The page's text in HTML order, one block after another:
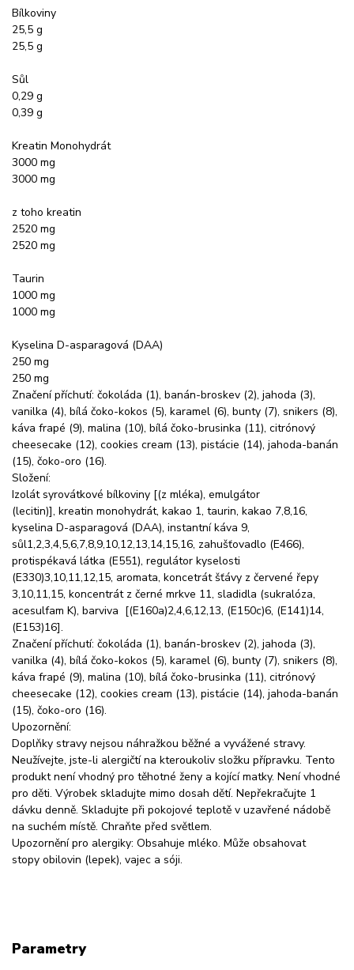
Bílkoviny
25,5 g
25,5 g
Sůl
0,29 g
0,39 g
Kreatin Monohydrát
3000 mg
3000 mg
z toho kreatin
2520 mg
2520 mg
Taurin
1000 mg
1000 mg
Kyselina D-asparagová (DAA)
250 mg
250 mg
Značení příchutí: čokoláda (1), banán-broskev (2), jahoda (3),
vanilka (4), bílá čoko-kokos (5), karamel (6), bunty (7), snikers (8),
káva frapé (9), malina (10), bílá čoko-brusinka (11), citrónový
cheesecake (12), cookies cream (13), pistácie (14), jahoda-banán
(15), čoko-oro (16).
Složení:
Izolát syrovátkové bílkoviny [(z mléka), emulgátor
(lecitin)], kreatin monohydrát, kakao 1, taurin, kakao 7,8,16,
kyselina D-asparagová (DAA), instantní káva 9,
sůl1,2,3,4,5,6,7,8,9,10,12,13,14,15,16, zahušťovadlo (E466),
protispékavá látka (E551), regulátor kyselosti
(E330)3,10,11,12,15, aromata, koncetrát šťávy z červené řepy
3,10,11,15, koncentrát z černé mrkve 11, sladidla (sukralóza,
acesulfam K), barviva [(E160a)2,4,6,12,13, (E150c)6, (E141)14,
(E153)16].
Značení příchutí: čokoláda (1), banán-broskev (2), jahoda (3),
vanilka (4), bílá čoko-kokos (5), karamel (6), bunty (7), snikers (8),
káva frapé (9), malina (10), bílá čoko-brusinka (11), citrónový
cheesecake (12), cookies cream (13), pistácie (14), jahoda-banán
(15), čoko-oro (16).
Upozornění:
Doplňky stravy nejsou náhražkou běžné a vyvážené stravy.
Neužívejte, jste-li alergičtí na kteroukoliv složku přípravku. Tento
produkt není vhodný pro těhotné ženy a kojící matky. Není vhodné
pro děti. Výrobek skladujte mimo dosah dětí. Nepřekračujte 1
dávku denně. Skladujte při pokojové teplotě v uzavřené nádobě
na suchém místě. Chraňte před světlem.
Upozornění pro alergiky: Obsahuje mléko. Může obsahovat
stopy obilovin (lepek), vajec a sóji.
Parametry